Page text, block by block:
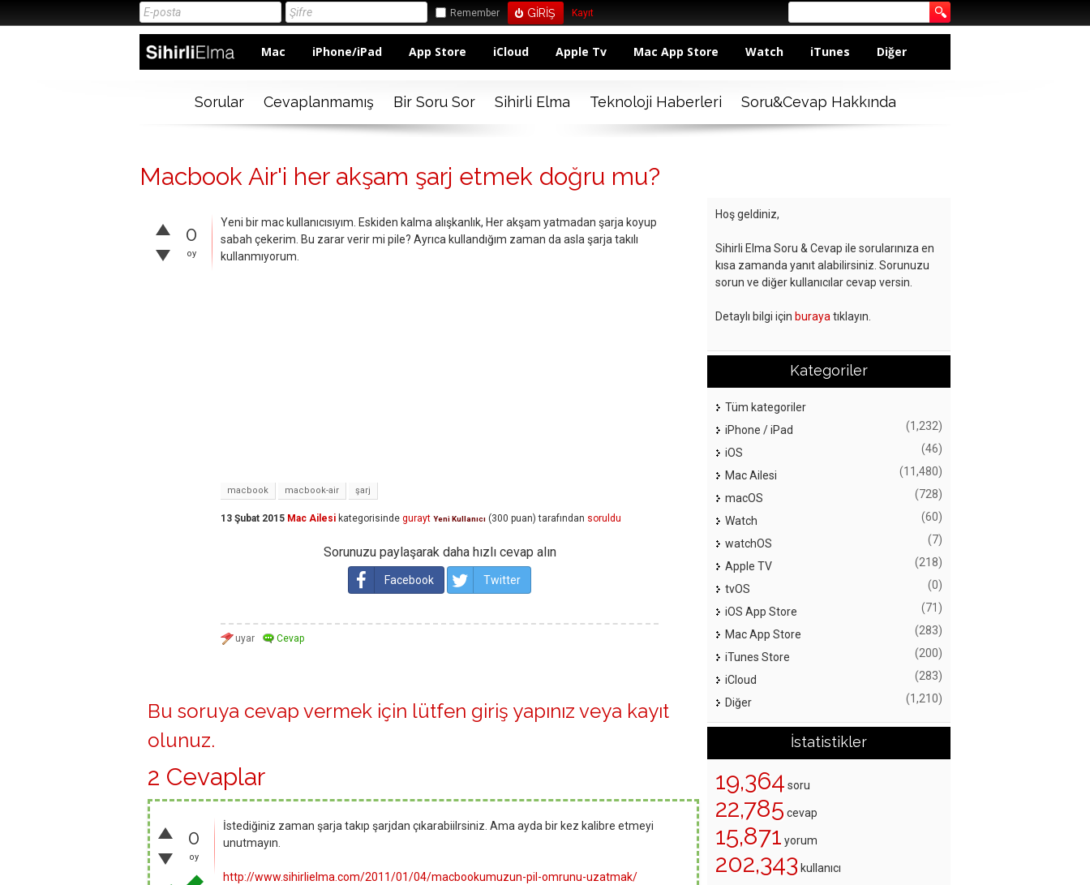
Remember Kayıt
Mac iPhone/iPad App Store iCloud Apple Tv Mac App Store Watch iTunes Diğer
Sorular Cevaplanmamış Bir Soru Sor Sihirli Elma Teknoloji Haberleri Soru&Cevap Hakkında
Macbook Air'i her akşam şarj etmek doğru mu?
0
oy
Yeni bir mac kullanıcısıyım. Eskiden kalma alışkanlık, Her akşam yatmadan şarja koyup
sabah çekerim. Bu zarar verir mi pile? Ayrıca kullandığım zaman da asla şarja takılı
kullanmıyorum.
macbook macbook-air şarj
13 Şubat 2015 Mac Ailesi kategorisinde gurayt Yeni Kullanıcı (300 puan) tarafından soruldu
Sorunuzu paylaşarak daha hızlı cevap alın
Facebook Twitter
Bu soruya cevap vermek için lütfen giriş yapınız veya kayıt
olunuz.
2 Cevaplar
0
oy
İstediğiniz zaman şarja takıp şarjdan çıkarabiilrsiniz. Ama ayda bir kez kalibre etmeyi
unutmayın.
http://www.sihirlielma.com/2011/01/04/macbookumuzun-pil-omrunu-uzatmak/
Hoş geldiniz,
Sihirli Elma Soru & Cevap ile sorularınıza en
kısa zamanda yanıt alabilirsiniz. Sorunuzu
sorun ve diğer kullanıcılar cevap versin.
Detaylı bilgi için buraya tıklayın.
Kategoriler
Tüm kategoriler
iPhone / iPad
(1,232)
iOS (46)
Mac Ailesi (11,480)
macOS (728)
Watch (60)
watchOS (7)
Apple TV (218)
tvOS (0)
iOS App Store (71)
Mac App Store (283)
iTunes Store (200)
iCloud (283)
Diğer (1,210)
İstatistikler
19,364 soru
22,785 cevap
15,871 yorum
202,343 kullanıcı